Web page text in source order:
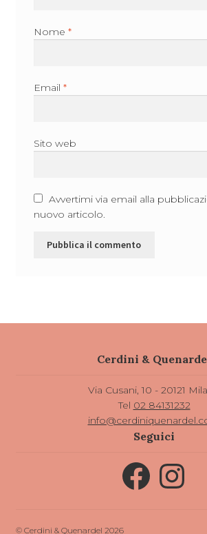
Nome *
Email *
Sito web
Avvertimi via email alla
nuovo articolo.
Cerdini &
Via Cusani, 10 - 20121
Tel 02 84131232
Seguici
Facebook
© Cerdini & Quenardel 2026